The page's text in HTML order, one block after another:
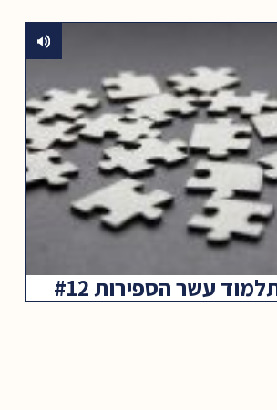
עשר הספירות #12